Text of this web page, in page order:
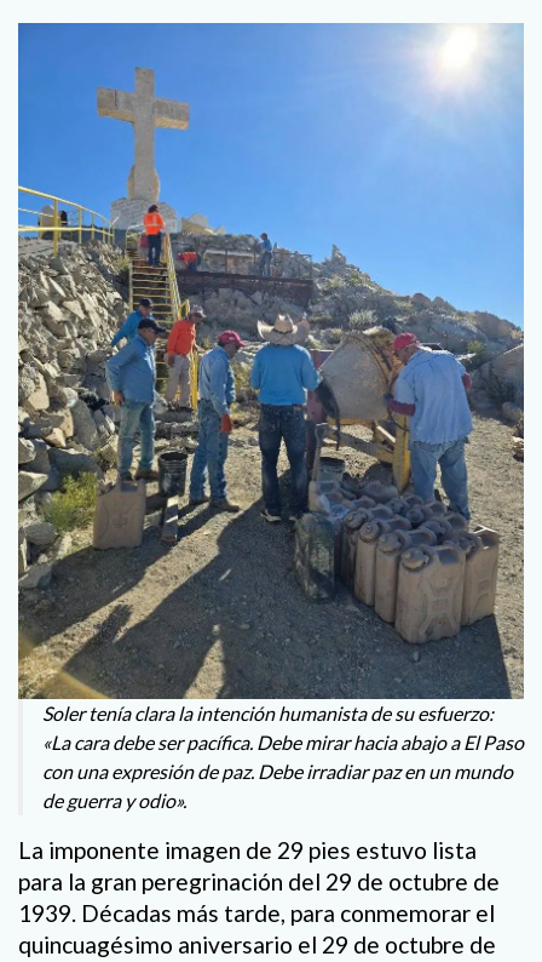
Soler tenía clara la intención humanista de su esfuerzo:
«La cara debe ser pacífica. Debe mirar hacia abajo a El Paso
con una expresión de paz. Debe irradiar paz en un mundo
de guerra y odio».
La imponente imagen de 29 pies estuvo lista
para la gran peregrinación del 29 de octubre de
1939. Décadas más tarde, para conmemorar el
quincuagésimo aniversario el 29 de octubre de